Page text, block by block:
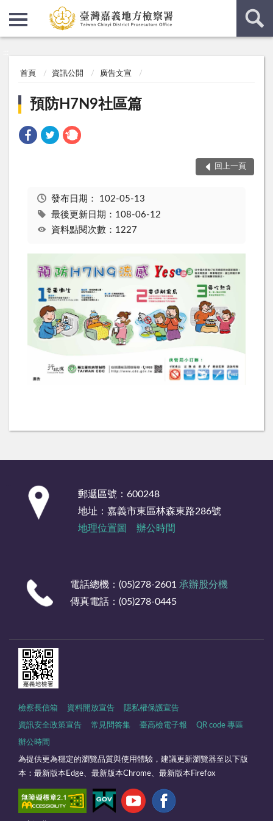
首頁 資訊公開 廣告文宣
預防H7N9社區篇
回上一頁
發布日期： 102-05-13
最後更新日期：108-06-12
資料點閱次數：1227
郵遞區號：600248
地址：嘉義市東區林森東路286號
地理位置圖
辦公時間
電話總機：(05)278-2601 承辦股分機
傳真電話：(05)278-0445
檢察長信箱 資料開放宣告 隱私權保護宣告
資訊安全政策宣告 常見問答集 臺高檢電子報 QR code 專區
辦公時間
為提供更為穩定的瀏覽品質與使用體驗，建議更新瀏覽器至以下版
本：最新版本Edge、最新版本Chrome、最新版本Firefox